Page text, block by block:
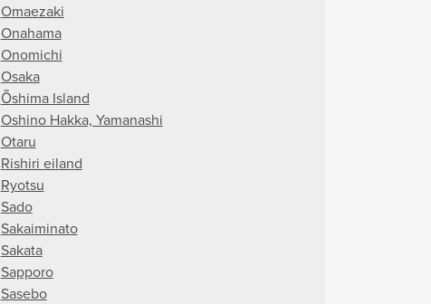
Omaezaki
Onahama
Onomichi
Osaka
Ōshima Island
Oshino Hakka, Yamanashi
Otaru
Rishiri eiland
Ryotsu
Sado
Sakaiminato
Sakata
Sapporo
Sasebo